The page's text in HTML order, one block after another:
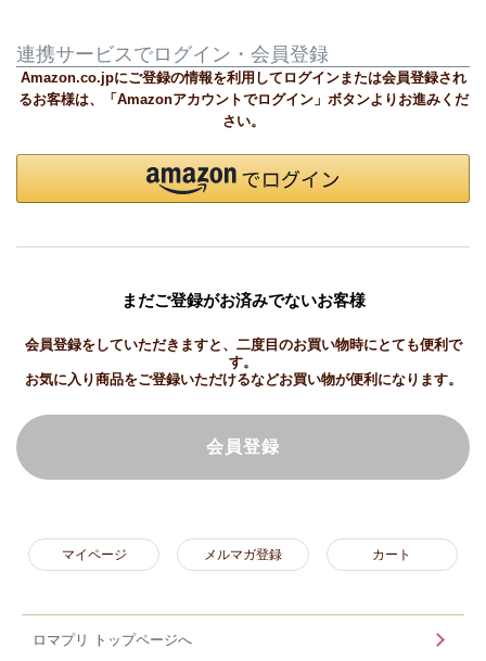
連携サービスでログイン・会員登録
Amazon.co.jpにご登録の情報を利用してログインまたは会員登録され
るお客様は、「Amazonアカウントでログイン」ボタンよりお進みくだ
さい。
まだご登録がお済みでないお客様
会員登録をしていただきますと、二度目のお買い物時にとても便利で
す。
お気に入り商品をご登録いただけるなどお買い物が便利になります。
会員登録
マイページ メルマガ登録 カート
ロマプリ トップページへ